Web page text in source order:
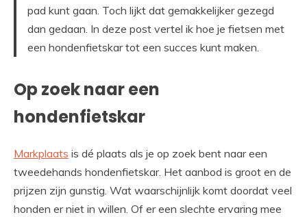
pad kunt gaan. Toch lijkt dat gemakkelijker gezegd
dan gedaan. In deze post vertel ik hoe je fietsen met
een hondenfietskar tot een succes kunt maken.
Op zoek naar een
hondenfietskar
Markplaats is dé plaats als je op zoek bent naar een
tweedehands hondenfietskar. Het aanbod is groot en de
prijzen zijn gunstig. Wat waarschijnlijk komt doordat veel
honden er niet in willen. Of er een slechte ervaring mee